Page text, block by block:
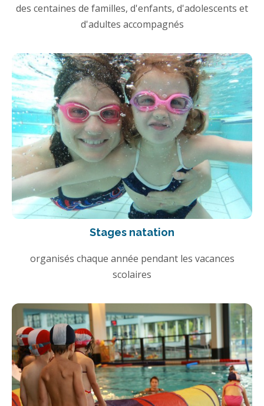
des centaines de familles, d'enfants, d'adolescents et
d'adultes accompagnés
Stages natation
organisés chaque année pendant les vacances
scolaires